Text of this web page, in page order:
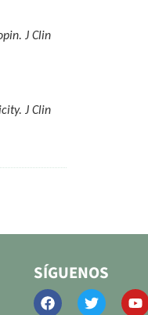
J Clin
J Clin
SÍGUENOS